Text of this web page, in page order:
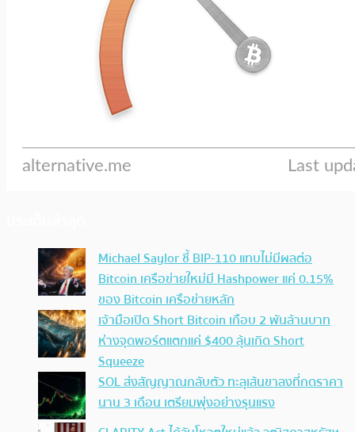
Michael Saylor ชี้ BIP-110 แทบไม่มีผลต่อ
Bitcoin เครือข่ายใหม่มี Hashpower แค่ 0.15%
ของ Bitcoin เครือข่ายหลัก
เจ้ามือเปิด Short Bitcoin เกือบ 2 พันล้านบาท
ห่างจุดพอร์ตแตกแค่ $400 ลุ้นเกิด Short
Squeeze
SOL ส่งสัญญาณกลับตัว ทะลุเส้นขาลงที่กดราคา
นาน 3 เดือน เตรียมพุ่งอย่างรุนแรง